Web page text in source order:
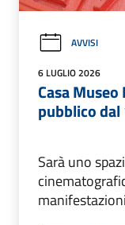
AVVISI
6 LUGLIO 2026
Casa
pubblico
Sarà uno